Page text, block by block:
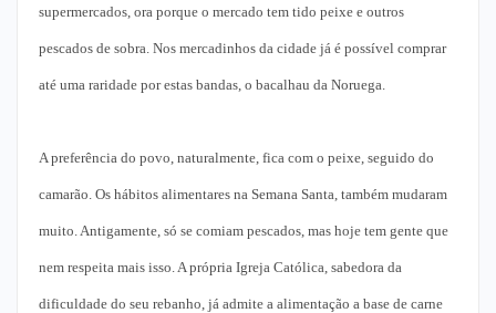
supermercados, ora porque o mercado tem tido peixe e outros
pescados de sobra. Nos mercadinhos da cidade já é possível comprar
até uma raridade por estas bandas, o bacalhau da Noruega.
A preferência do povo, naturalmente, fica com o peixe, seguido do
camarão. Os hábitos alimentares na Semana Santa, também mudaram
muito. Antigamente, só se comiam pescados, mas hoje tem gente que
nem respeita mais isso. A própria Igreja Católica, sabedora da
dificuldade do seu rebanho, já admite a alimentação a base de carne